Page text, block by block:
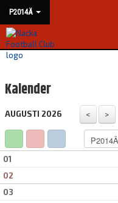
P2014Ä
HEM
NYHETER
KALENDER
BILDGALLERI
Kalender
AUGUSTI 2026
01
02
03